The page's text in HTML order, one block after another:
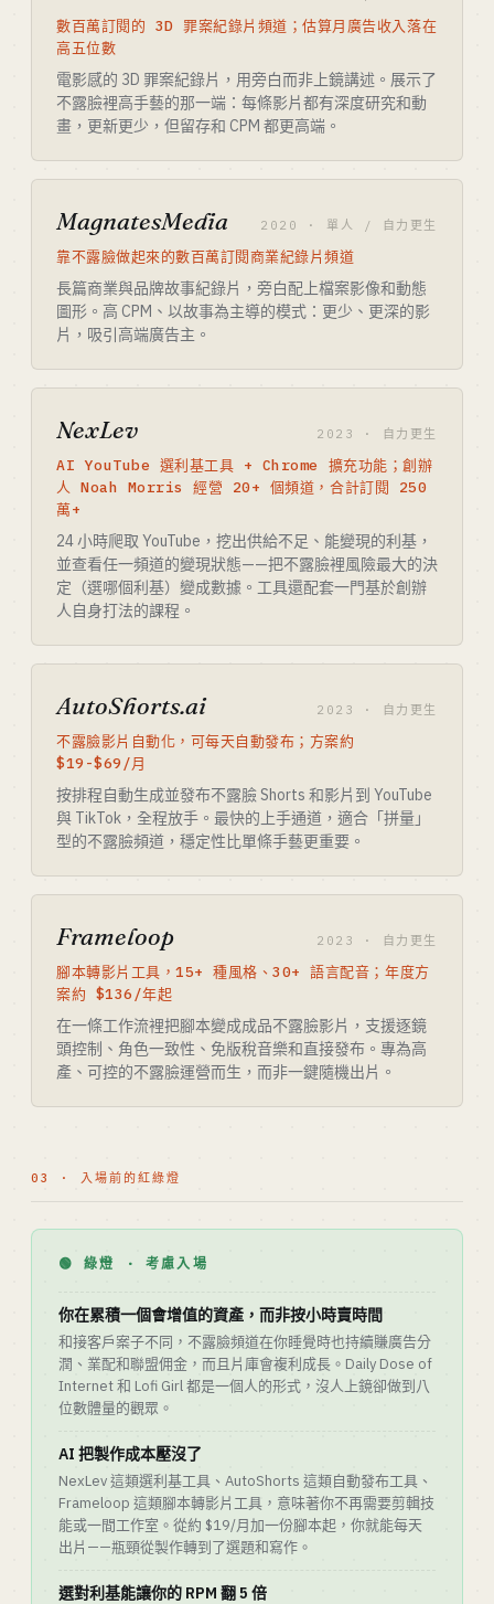
數百萬訂閱的 3D 罪案紀錄片頻道；估算月廣告收入落在
高五位數
電影感的 3D 罪案紀錄片，用旁白而非上鏡講述。展示了
不露臉裡高手藝的那一端：每條影片都有深度研究和動
畫，更新更少，但留存和 CPM 都更高端。
MagnatesMedia 2020 · 單人 / 自力更生
靠不露臉做起來的數百萬訂閱商業紀錄片頻道
長篇商業與品牌故事紀錄片，旁白配上檔案影像和動態
圖形。高 CPM、以故事為主導的模式：更少、更深的影
片，吸引高端廣告主。
NexLev 2023 · 自力更生
AI YouTube 選利基工具 + Chrome 擴充功能；創辦
人 Noah Morris 經營 20+ 個頻道，合計訂閱 250
萬+
24 小時爬取 YouTube，挖出供給不足、能變現的利基，
並查看任一頻道的變現狀態——把不露臉裡風險最大的決
定（選哪個利基）變成數據。工具還配套一門基於創辦
人自身打法的課程。
AutoShorts.ai 2023 · 自力更生
不露臉影片自動化，可每天自動發布；方案約
$19-$69/月
按排程自動生成並發布不露臉 Shorts 和影片到 YouTube
與 TikTok，全程放手。最快的上手通道，適合「拼量」
型的不露臉頻道，穩定性比單條手藝更重要。
Frameloop 2023 · 自力更生
腳本轉影片工具，15+ 種風格、30+ 語言配音；年度方
案約 $136/年起
在一條工作流裡把腳本變成成品不露臉影片，支援逐鏡
頭控制、角色一致性、免版稅音樂和直接發布。專為高
產、可控的不露臉運營而生，而非一鍵隨機出片。
03 · 入場前的紅綠燈
🟢 綠燈 · 考慮入場
你在累積一個會增值的資產，而非按小時賣時間
和接客戶案子不同，不露臉頻道在你睡覺時也持續賺廣告分
潤、業配和聯盟佣金，而且片庫會複利成長。Daily Dose of
Internet 和 Lofi Girl 都是一個人的形式，沒人上鏡卻做到八
位數體量的觀眾。
AI 把製作成本壓沒了
NexLev 這類選利基工具、AutoShorts 這類自動發布工具、
Frameloop 這類腳本轉影片工具，意味著你不再需要剪輯技
能或一間工作室。從約 $19/月加一份腳本起，你就能每天
出片——瓶頸從製作轉到了選題和寫作。
選對利基能讓你的 RPM 翻 5 倍